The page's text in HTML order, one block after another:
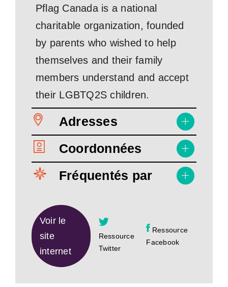
Pflag Canada is a national
charitable organization, founded
by parents who wished to help
themselves and their family
members understand and accept
their LGBTQ2S children.
Adresses
Coordonnées
Fréquentés par
Voir le
site
internet
Ressource
Twitter
Ressource
Facebook